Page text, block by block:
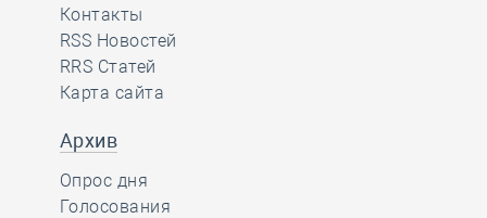
Контакты
RSS Новостей
RRS Статей
Карта сайта
Архив
Опрос дня
Голосования